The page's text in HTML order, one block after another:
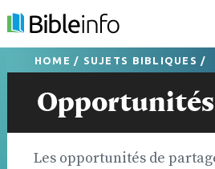
HOME / SUJETS BIBLIQUES /
Opportunités
Les opportunités de